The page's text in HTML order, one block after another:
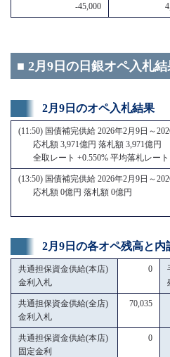
-45,000
■ 2月9日の日銀オペ入札
2月9日のオペ入札結果
(11:50) 国債補完供給 2026年2月9日～
応札額 3,971億円 落札額 3,971億円
全取レート +0.550% 平均落札レート
(13:50) 国債補完供給 2026年2月9日～
応札額 0億円 落札額 0億円
2月9日の各オペ残高と内
共通担保資金供給(本店)
金利入札
0
共通担保資金供給(全店)
金利入札
70,035
共通担保資金供給(本店)
固定金利
0